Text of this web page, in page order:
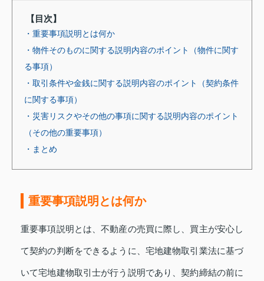
【目次】
・重要事項説明とは何か
・物件そのものに関する説明内容のポイント（物件に関す
る事項）
・取引条件や金銭に関する説明内容のポイント（契約条件
に関する事項）
・災害リスクやその他の事項に関する説明内容のポイント
（その他の重要事項）
・まとめ
重要事項説明とは何か
重要事項説明とは、不動産の売買に際し、買主が安心し
て契約の判断をできるように、宅地建物取引業法に基づ
いて宅地建物取引士が行う説明であり、契約締結の前に